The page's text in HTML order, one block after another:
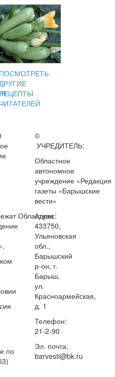
ПОСМОТРЕТЬ
ДРУГИЕ
ЧИТАТЕЛЕЙ
Областное
по
©
УЧРЕДИТЕЛЬ:
Областное
автономное
учреждение «Редакция
газеты «Барышские
вести»
Адрес:
433750,
Ульяновская
обл.,
Барышский
р-он, г.
Барыш,
ул.
Красноармейская,
д. 1
Телефон:
21-2-90
Эл. почта:
barvesti@bk.ru